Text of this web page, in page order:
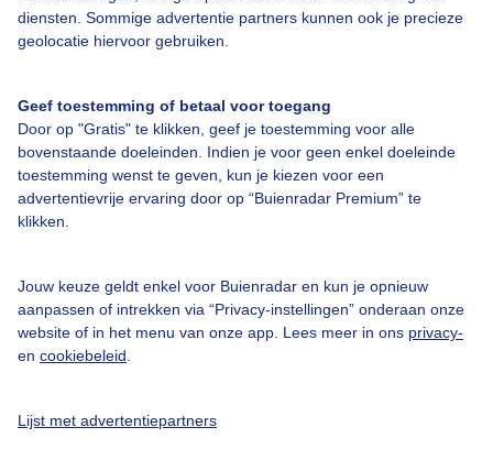
diensten. Sommige advertentie partners kunnen ook je precieze
geolocatie hiervoor gebruiken.
Geef toestemming of betaal voor toegang
Door op "Gratis" te klikken, geef je toestemming voor alle
bovenstaande doeleinden. Indien je voor geen enkel doeleinde
toestemming wenst te geven, kun je kiezen voor een
advertentievrije ervaring door op “Buienradar Premium” te
klikken.
Jouw keuze geldt enkel voor Buienradar en kun je opnieuw
aanpassen of intrekken via “Privacy-instellingen” onderaan onze
website of in het menu van onze app. Lees meer in ons privacy-
en cookiebeleid
Lijst met advertentiepartners
Bedrijfsgegevens
Veelgestelde vragen
Toegankelijkheid
Gebruikersvoorwaarden
Adverteren
Cookie beleid
Privacy instellingen